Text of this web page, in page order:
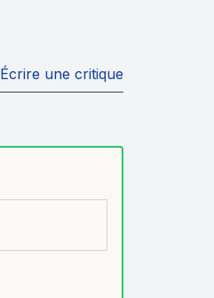
Écrire une critique